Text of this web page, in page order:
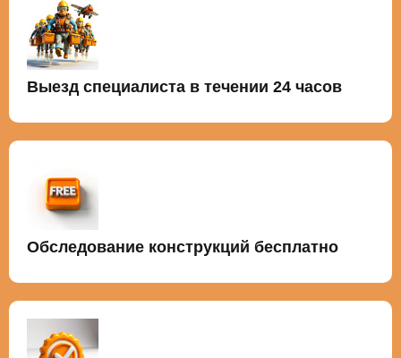
Выезд специалиста в течении 24 часов
Обследование конструкций бесплатно